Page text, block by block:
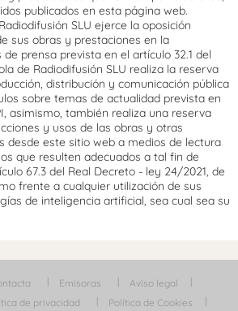
publicados en esta página web.
SLU ejerce la oposición
sus obras y prestaciones en la
prensa prevista en el artículo 32.1 del
de Radiodifusión SLU realiza la reserva
distribución y comunicación pública
sobre temas de actualidad prevista en
asimismo, también realiza una reserva
y usos de las obras y otras
desde este sitio web a medios de lectura
que resulten adecuados a tal fin de
67.3 del Real Decreto - ley 24/2021, de
frente a cualquier utilización de sus
de inteligencia artificial, sea cual sea su
Emisoras
Aviso legal
de privacidad
Política de Cookies